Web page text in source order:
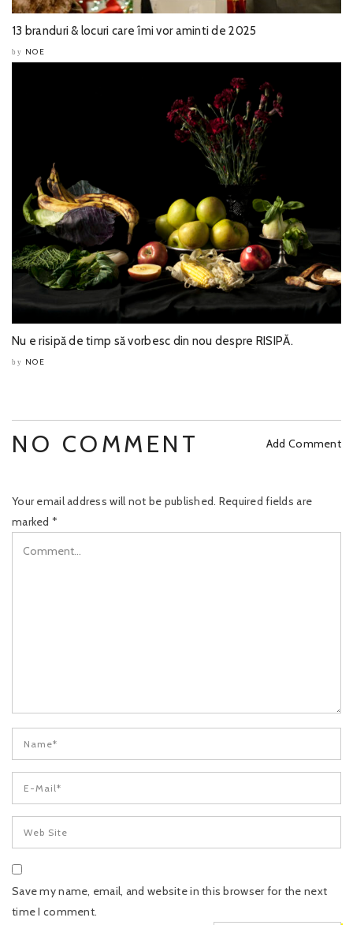
13 branduri & locuri care îmi vor aminti de 2025
by NOE
Nu e risipă de timp să vorbesc din nou despre RISIPĂ.
by NOE
NO COMMENT Add Comment
Your email address will not be published. Required fields are
marked *
Save my name, email, and website in this browser for the next
time I comment.